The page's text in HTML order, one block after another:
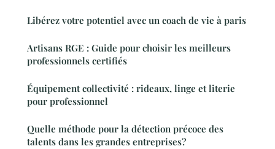
Libérez votre potentiel avec un coach de vie à paris
Artisans RGE : Guide pour choisir les meilleurs
professionnels certifiés
Équipement collectivité : rideaux, linge et literie
pour professionnel
Quelle méthode pour la détection précoce des
talents dans les grandes entreprises?